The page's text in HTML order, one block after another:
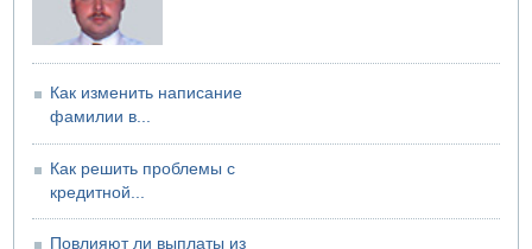
Как изменить написание
фамилии в...
Как решить проблемы с
кредитной...
Повлияют ли выплаты из